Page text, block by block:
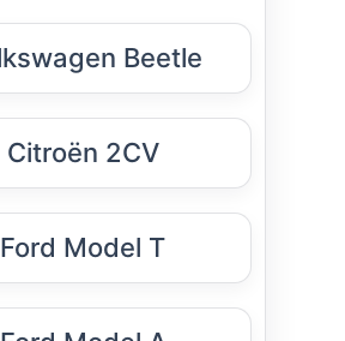
Beetle
Citroën 2CV
Ford Model T